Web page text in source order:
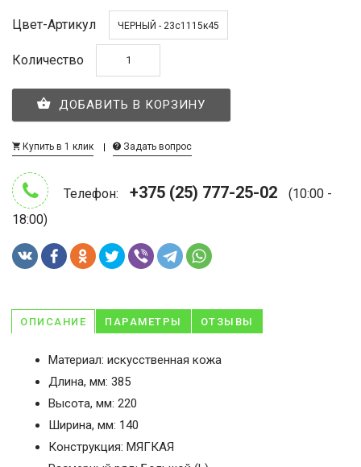
Цвет-Артикул ЧЕРНЫЙ - 23с1115к45
Количество
ДОБАВИТЬ В КОРЗИНУ
Купить в 1 клик Задать вопрос
Телефон: +375 (25) 777-25-02
(10:00 -
18:00)
ОПИСАНИЕ ПАРАМЕТРЫ ОТЗЫВЫ
Материал: искусственная кожа
Длина, мм: 385
Высота, мм: 220
Ширина, мм: 140
Конструкция: МЯГКАЯ